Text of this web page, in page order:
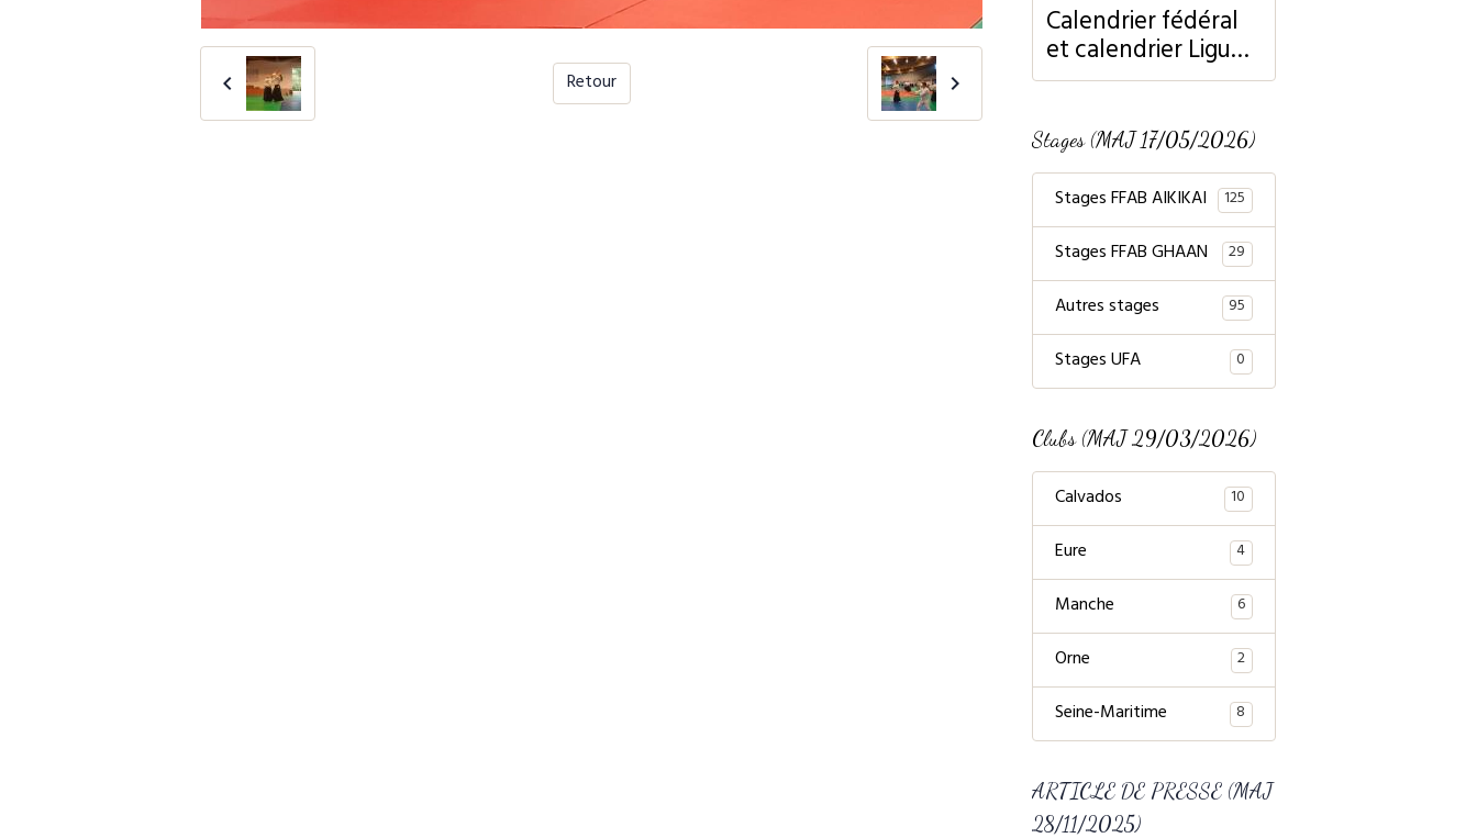
Retour
Calendrier fédéral
et calendrier Ligue
Normandie
Stages (MAJ 17/05/2026)
Stages FFAB AIKIKAI 125
Stages FFAB GHAAN 29
Autres stages 95
Stages UFA 0
Clubs (MAJ 29/03/2026)
Calvados 10
Eure 4
Manche 6
Orne 2
Seine-Maritime 8
ARTICLE DE PRESSE (MAJ
28/11/2025)